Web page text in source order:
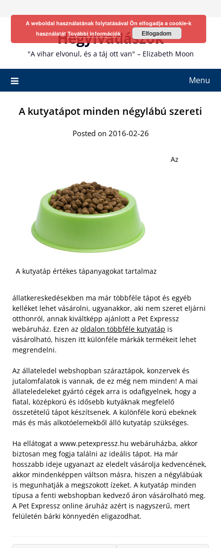
Hegyivadászok
"A vihar elvonul, és a táj ott van" – Elizabeth Moon
Menu
A kutyatápot minden négylábú szereti
Posted on 2016-02-26
A kutyatáp értékes tápanyagokat tartalmaz
Az
állatkereskedésekben ma már többféle tápot és egyéb
kelléket lehet vásárolni, ugyanakkor, aki nem szeret eljárni
otthonról, annak kiváltképp ajánlott a Pet Expressz
webáruház. Ezen az oldalon többféle kutyatáp is
vásárolható, hiszen itt különféle márkák termékeit lehet
megrendelni.
Az állateledel webshopban száraztápok, konzervek és
jutalomfalatok is vannak, de ez még nem minden! A mai
állateledeleket gyártó cégek arra is odafigyelnek, hogy a
fiatal, középkorú és idősebb kutyáknak megfelelő
összetételű tápot készítsenek. A különféle korú ebeknek
más és más alkotóelemekből álló kutyatáp szükséges.
Ha ellátogat a www.petexpressz.hu webáruházba, akkor
biztosan meg fogja találni az ideális tápot. Ha már
hosszabb ideje ugyanazt az eledelt vásárolja kedvencének,
akkor mindenképpen váltson másra, hiszen a négylábúak
is megunhatják a megszokott ízeket. A kutyatáp minden
típusa a fenti webshopban kedvező áron vásárolható meg.
A Pet Expressz online áruház azért is nagyszerű, mert
felületén bárki könnyedén eligazodhat.
A weboldal használatának folytatásával Ön elfogadja a cookie-k
használatátTovábbi információk Elfogadom